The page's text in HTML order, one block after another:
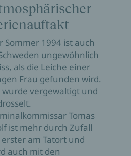
Sommer 1994 ist auch
ungewöhnlich
als die Leiche einer
Frau gefunden wird.
wurde vergewaltigt und
Tomas
ist mehr durch Zufall
erster am Tatort und
auch mit den